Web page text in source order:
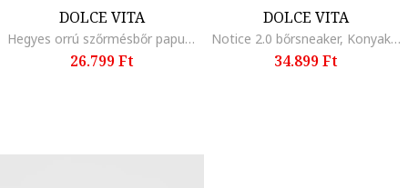
DOLCE VITA
Hegyes orrú szőrmésbőr papucs, Fekete/Világosbarna
26.799 Ft
DOLCE VITA
Notice 2.0 bőrsneaker, Konyakbarna
34.899 Ft